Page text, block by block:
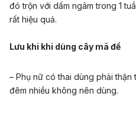
đó trộn với dấm ngâm trong 1
rất hiệu quả.
Lưu khi khi dùng cây mã đề
– Phụ nữ có thai dùng phải
đêm nhiều không nên dùng.